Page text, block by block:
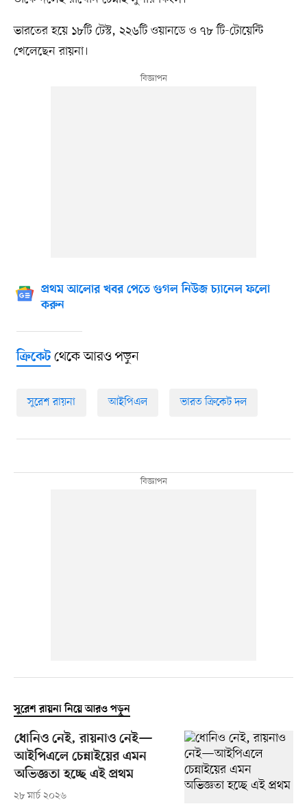
ভারতের হয়ে ১৮টি টেস্ট, ২২৬টি ওয়ানডে ও ৭৮ টি-টোয়েন্টি
খেলেছেন রায়না।
প্রথম আলোর খবর পেতে গুগল নিউজ চ্যানেল ফলো
করুন
ক্রিকেটথেকে আরও পড়ুন
সুরেশ রায়না আইপিএল ভারত ক্রিকেট দল
সুরেশ রায়না নিয়ে আরও পড়ুন
ধোনিও নেই, রায়নাও নেই—
আইপিএলে চেন্নাইয়ের এমন
অভিজ্ঞতা হচ্ছে এই প্রথম
২৮ মার্চ ২০২৬